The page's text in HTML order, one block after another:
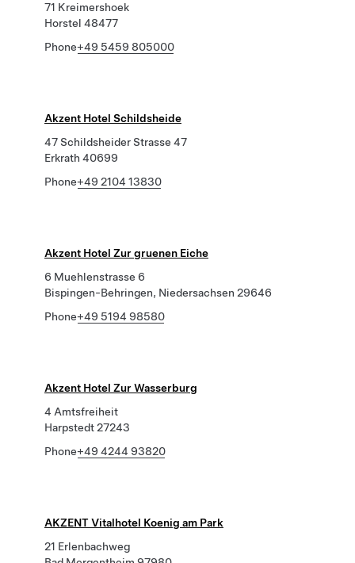
71 Kreimershoek
Horstel 48477
Phone+49 5459 805000
Akzent Hotel Schildsheide
47 Schildsheider Strasse 47
Erkrath 40699
Phone+49 2104 13830
Akzent Hotel Zur gruenen Eiche
6 Muehlenstrasse 6
Bispingen-Behringen, Niedersachsen 29646
Phone+49 5194 98580
Akzent Hotel Zur Wasserburg
4 Amtsfreiheit
Harpstedt 27243
Phone+49 4244 93820
AKZENT Vitalhotel Koenig am Park
21 Erlenbachweg